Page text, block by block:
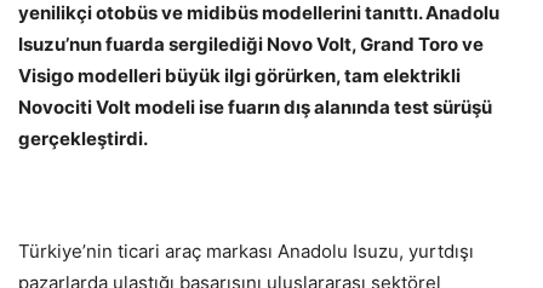
yenilikçi otobüs ve midibüs modellerini tanıttı. Anadolu
Isuzu’nun fuarda sergilediği Novo Volt, Grand Toro ve
Visigo modelleri büyük ilgi görürken, tam elektrikli
Novociti Volt modeli ise fuarın dış alanında test sürüşü
gerçekleştirdi.
Türkiye’nin ticari araç markası Anadolu Isuzu, yurtdışı
pazarlarda ulaştığı başarısını uluslararası sektörel